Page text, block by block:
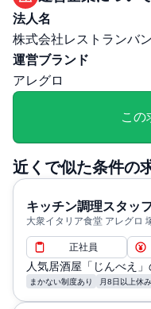
法人名
株式会社レストランバ
運営ブランド
アレグロ
この
近くで似た条件の
キッチン調理スタッ
大衆イタリア食堂 アレグロ
正社員
人気居酒屋「じんべえ
まかない制度あり 月8日以上休み